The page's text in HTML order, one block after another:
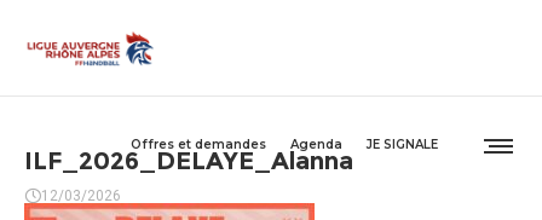
Offres et demandes Agenda JE SIGNALE
ILF_2026_DELAYE_Alanna
12/03/2026